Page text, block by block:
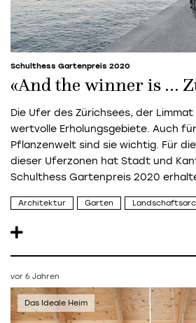
Schulthess Gartenpreis 2020
«And the winner is …
Die Ufer des Zürichsees, der Limmat
wertvolle Erholungsgebiete. Auch
Pflanzenwelt sind sie wichtig. Für
dieser Uferzonen hat Stadt und
Schulthess Gartenpreis 2020
Architektur Garten
vor 6 Jahren